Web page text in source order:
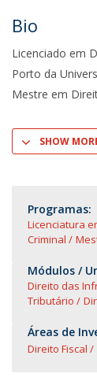
Bio
Licenciado em
Porto da
Mestre em
SHOW
Programas:
Licenciatura
Criminal
Módulos /
Direito das
Tributário
Áreas de
Direito Fiscal